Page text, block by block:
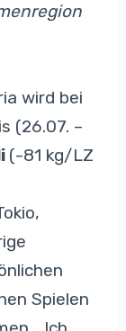
wird bei
(26.07. –
(-81 kg/LZ
Spielen